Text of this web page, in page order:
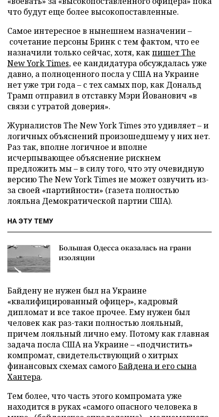
что будут еще более высокопоставленные.
Самое интересное в нынешнем назначении –
сочетание персоны Бринк с тем фактом, что ее
назначили только сейчас, хотя, какпишет The
New York Times, ее кандидатура обсуждалась уже
давно, а полноценного посла у США на Украине
нет уже три года – с тех самых пор, как Дональд
Трамп отправил в отставку Мэри Йованович «в
связи с утратой доверия».
Журналистов The New York Times это удивляет – и
логичных объяснений произошедшему у них нет.
Раз так, вполне логичное и вполне
исчерпывающее объяснение рискнем
предложить мы – в силу того, что эту очевидную
версию The New York Times не может озвучить из-
за своей «партийности» (газета полностью
лояльна Демократической партии США).
НА ЭТУ ТЕМУ
Большая Одесса оказалась на грани
изоляции
Байдену не нужен был на Украине
«квалифицированный офицер», кадровый
дипломат и все такое прочее. Ему нужен был
человек как раз-таки полностью лояльный,
причем лояльный лично ему. Потому как главная
задача посла США на Украине – «подчистить»
компромат, свидетельствующий о хитрых
финансовых схемах самогоБайдена и его сына
Хантера.
Тем более, что часть этого компромата уже
находится в руках «самого опасного человека в